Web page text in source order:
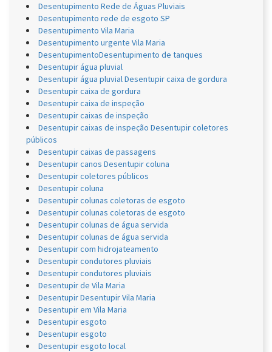
Desentupimento Rede de Águas Pluviais
Desentupimento rede de esgoto SP
Desentupimento Vila Maria
Desentupimento urgente Vila Maria
DesentupimentoDesentupimento de tanques
Desentupir água pluvial
Desentupir água pluvial Desentupir caixa de gordura
Desentupir caixa de gordura
Desentupir caixa de inspeção
Desentupir caixas de inspeção
Desentupir caixas de inspeção Desentupir coletores
públicos
Desentupir caixas de passagens
Desentupir canos Desentupir coluna
Desentupir coletores públicos
Desentupir coluna
Desentupir colunas coletoras de esgoto
Desentupir colunas coletoras de esgoto
Desentupir colunas de água servida
Desentupir colunas de água servida
Desentupir com hidrojateamento
Desentupir condutores pluviais
Desentupir condutores pluviais
Desentupir de Vila Maria
Desentupir Desentupir Vila Maria
Desentupir em Vila Maria
Desentupir esgoto
Desentupir esgoto
Desentupir esgoto local